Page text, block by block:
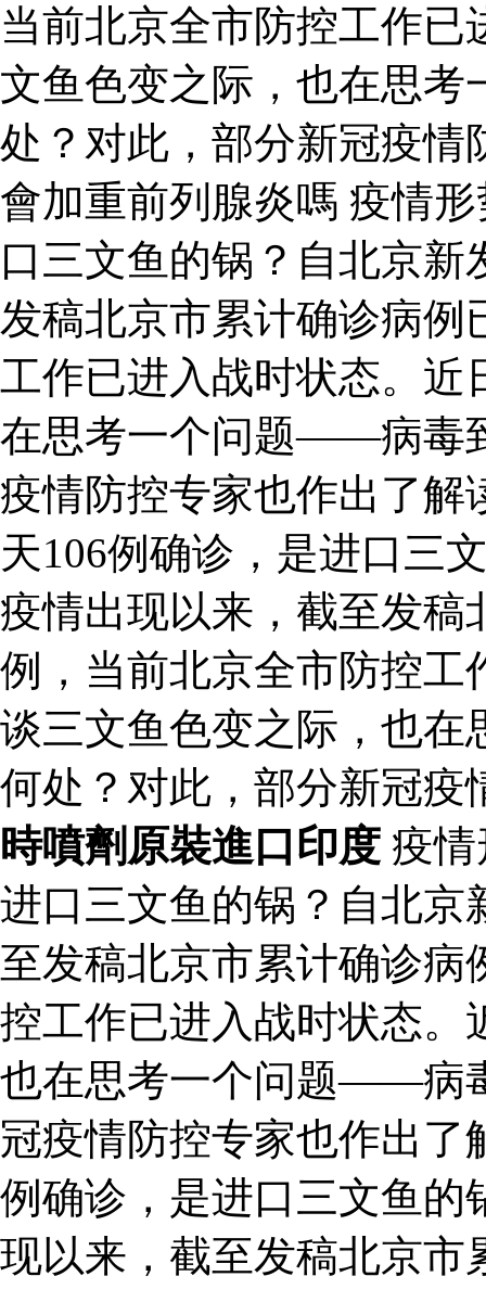
当前北京全市防控工作
文鱼色变之际，也在思
处？对此，部分新冠疫情
會加重前列腺炎嗎 疫情
口三文鱼的锅？自北京
发稿北京市累计确诊病例
工作已进入战时状态。近
在思考一个问题——病毒
疫情防控专家也作出了解
天106例确诊，是进口三
疫情出现以来，截至发稿
例，当前北京全市防控工
谈三文鱼色变之际，也
何处？对此，部分新冠
時噴劑原裝進口印度 疫
进口三文鱼的锅？自北京
至发稿北京市累计确诊病
控工作已进入战时状态。
也在思考一个问题——病
冠疫情防控专家也作出了
例确诊，是进口三文鱼的
现以来，截至发稿北京市